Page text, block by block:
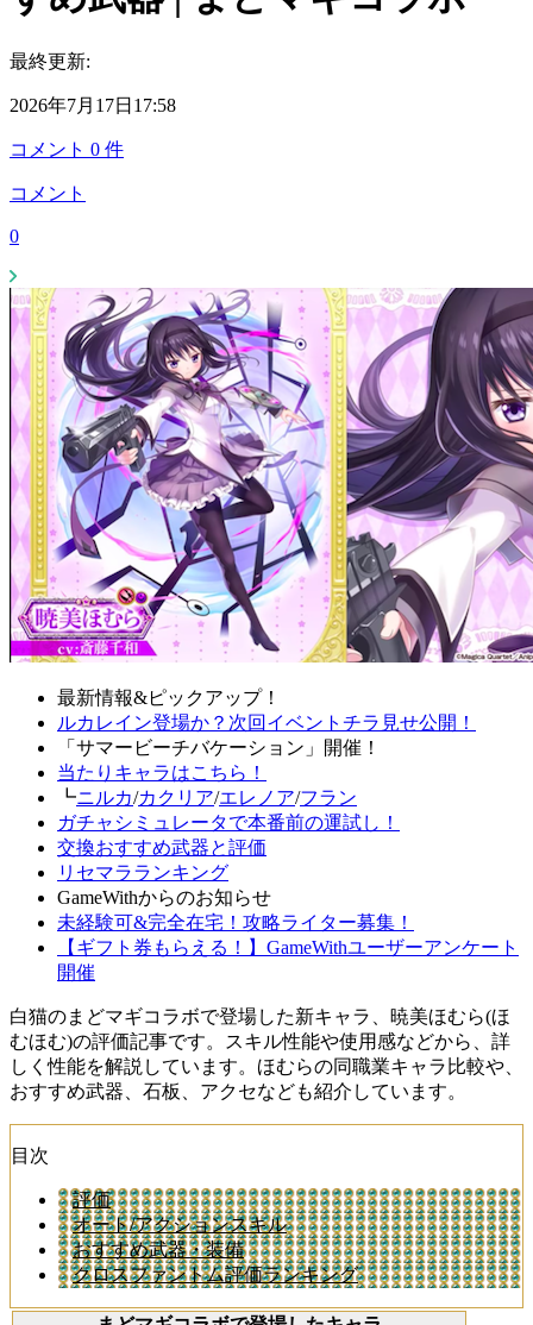
最終更新:
2026年7月17日17:58
コメント 0 件
コメント
0
最新情報&ピックアップ！
ルカレイン登場か？次回イベントチラ見せ公開！
「サマービーチバケーション」開催！
当たりキャラはこちら！
┗ニルカ/カクリア/エレノア/フラン
ガチャシミュレータで本番前の運試し！
交換おすすめ武器と評価
リセマラランキング
GameWithからのお知らせ
未経験可&完全在宅！攻略ライター募集！
【ギフト券もらえる！】GameWithユーザーアンケート
開催
白猫のまどマギコラボで登場した新キャラ、暁美ほむら(ほ
むほむ)の評価記事です。スキル性能や使用感などから、詳
しく性能を解説しています。ほむらの同職業キャラ比較や、
おすすめ武器、石板、アクセなども紹介しています。
目次
評価
オート/アクションスキル
おすすめ武器・装備
クロスファントム評価ランキング